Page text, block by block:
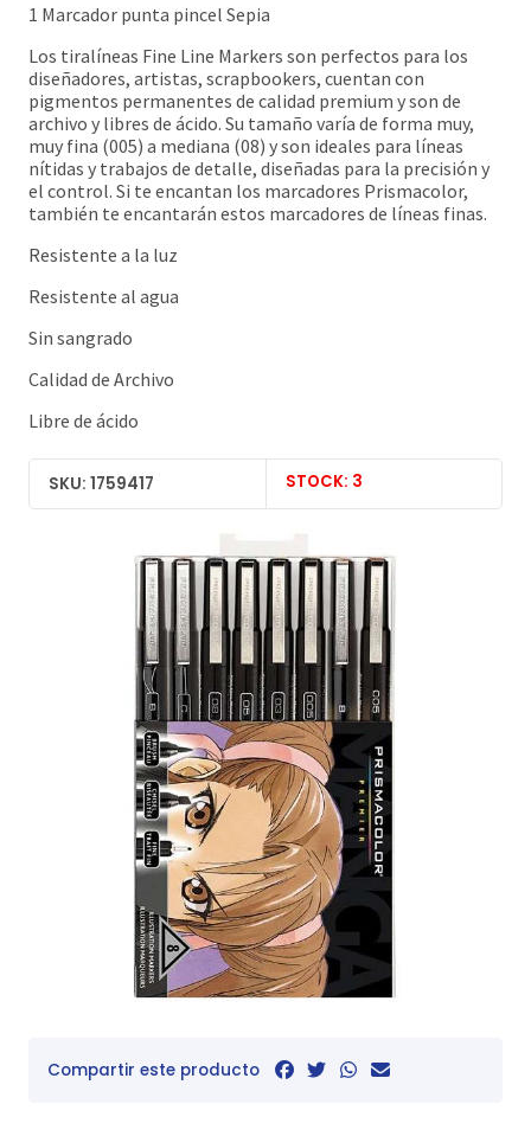
1 Marcador punta pincel Sepia
Los tiralíneas Fine Line Markers son perfectos para los
diseñadores, artistas, scrapbookers, cuentan con
pigmentos permanentes de calidad premium y son de
archivo y libres de ácido. Su tamaño varía de forma muy,
muy fina (005) a mediana (08) y son ideales para líneas
nítidas y trabajos de detalle, diseñadas para la precisión y
el control. Si te encantan los marcadores Prismacolor,
también te encantarán estos marcadores de líneas finas.
Resistente a la luz
Resistente al agua
Sin sangrado
Calidad de Archivo
Libre de ácido
SKU: 1759417 STOCK: 3
Compartir este producto